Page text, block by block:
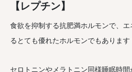
【レプチン】
食欲を抑制する抗肥満ホルモンで、
るとても優れたホルモンでもあります
セロトニンやメラトニン同様睡眠時